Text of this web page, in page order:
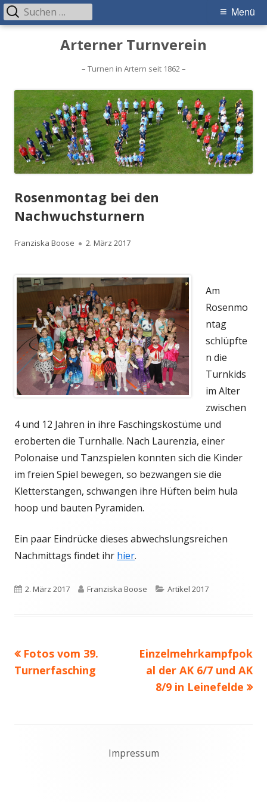
Arterner Turnverein
– Turnen in Artern seit 1862 –
Primäres
Menü
Suchen
nach:
Rosenmontag bei den
Nachwuchsturnern
Autor
Franziska Boose
Veröffentlicht
2. März 2017
Am
Rosenmo
ntag
schlüpfte
n die
Turnkids
im Alter
zwischen
4 und 12 Jahren in ihre Faschingskostüme und
eroberten die Turnhalle. Nach Laurenzia, einer
Polonaise und Tanzspielen konnten sich die Kinder
im freien Spiel bewegen, so bezwangen sie die
Kletterstangen, schwangen ihre Hüften beim hula
hoop und bauten Pyramiden.
Ein paar Eindrücke dieses abwechslungsreichen
Nachmittags findet ihr hier.
Veröffentlicht
2. März 2017 Autor
Franziska Boose Kategorien
Artikel 2017
Beitragsnavigation
Vorheriger
Beitrag:
Fotos vom 39.
Turnerfasching
Nächster
Beitrag
Einzelmehrkampfpok
al der AK 6/7 und AK
8/9 in Leinefelde
Impressum